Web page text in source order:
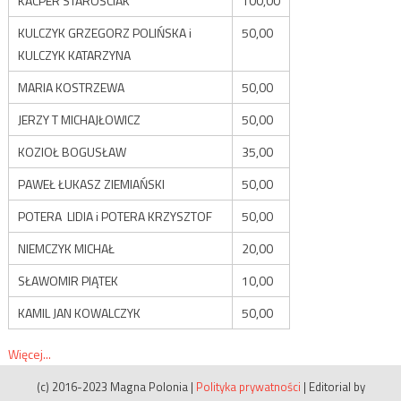
KULCZYK GRZEGORZ POLIŃSKA i
KULCZYK KATARZYNA
50,00
MARIA KOSTRZEWA
50,00
JERZY T MICHAJŁOWICZ
50,00
KOZIOŁ BOGUSŁAW
35,00
PAWEŁ ŁUKASZ ZIEMIAŃSKI
50,00
POTERA LIDIA i POTERA KRZYSZTOF
50,00
NIEMCZYK MICHAŁ
20,00
SŁAWOMIR PIĄTEK
10,00
KAMIL JAN KOWALCZYK
50,00
Więcej...
(c) 2016-2023 Magna Polonia | Polityka prywatności | Editorial by